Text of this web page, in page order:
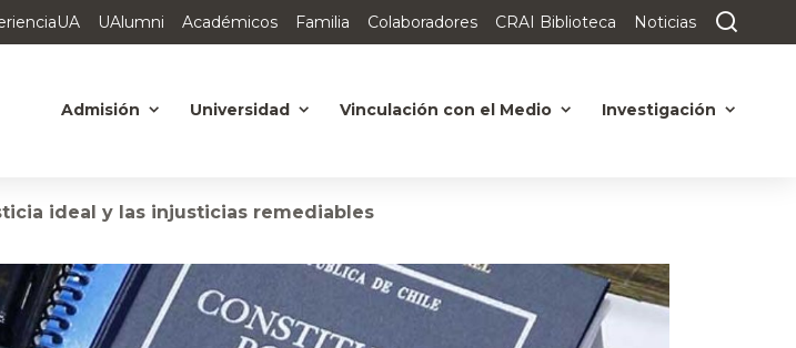
UAlumni Académicos Familia Colaboradores CRAI Biblioteca Noticias
Admisión Universidad Vinculación con el Medio Investigación
ideal y las injusticias remediables